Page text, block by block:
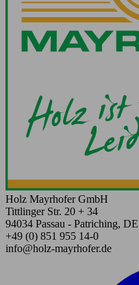
Holz Mayrhofer GmbH
Tittlinger Str. 20 + 34
94034 Passau - Patriching, DE
+49 (0) 851 955 14-0
info@holz-mayrhofer.de